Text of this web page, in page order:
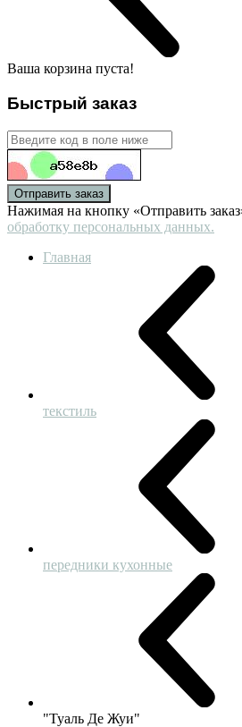
Ваша корзина пуста!
Быстрый заказ
Отправить заказ
Нажимая на кнопку «Отправить
обработку персональных данных.
Главная
текстиль
передники кухонные
"Туаль Де Жуи"